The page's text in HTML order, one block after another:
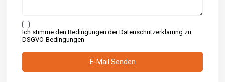
Ich stimme den Bedingungen der Datenschutzerklärung zu
DSGVO-Bedingungen